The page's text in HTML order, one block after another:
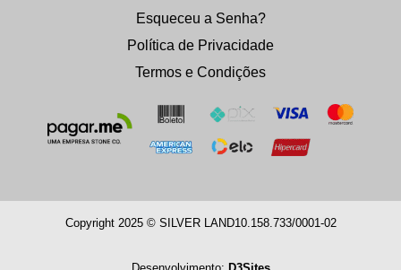
Esqueceu a Senha?
Política de Privacidade
Termos e Condições
Copyright 2025 © SILVER LAND10.158.733/0001-02